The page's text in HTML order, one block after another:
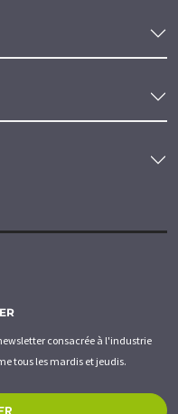
consacrée à l'industrie
tous les mardis et jeudis.